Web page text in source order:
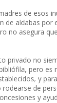
de esos
de aldabas por
no asegura
privado no
pero es
y
rodearse de
y